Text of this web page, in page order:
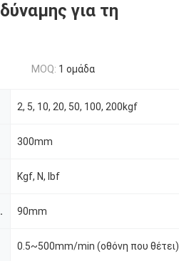
για τη
MOQ: 1 ομάδα
2, 5, 10, 20, 50, 100, 200kgf
300mm
Kgf, Ν, lbf
90mm
0.5~500mm/min (οθόνη που θέτει)